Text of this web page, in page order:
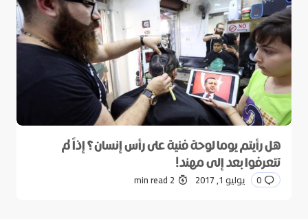
هل رأيتم يوما لوحة فنية على رأس إنسان؟ إذاً لم
تتعرفوا بعد إلى مهند!
0 يوليو 1, 2017 2 min read